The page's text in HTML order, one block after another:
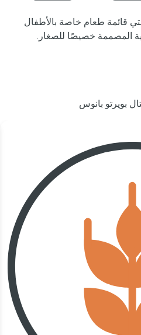
قائمة طعام خاصة بالأطفال
المصممة خصيصًا للصغار.
بويرتو بانوس